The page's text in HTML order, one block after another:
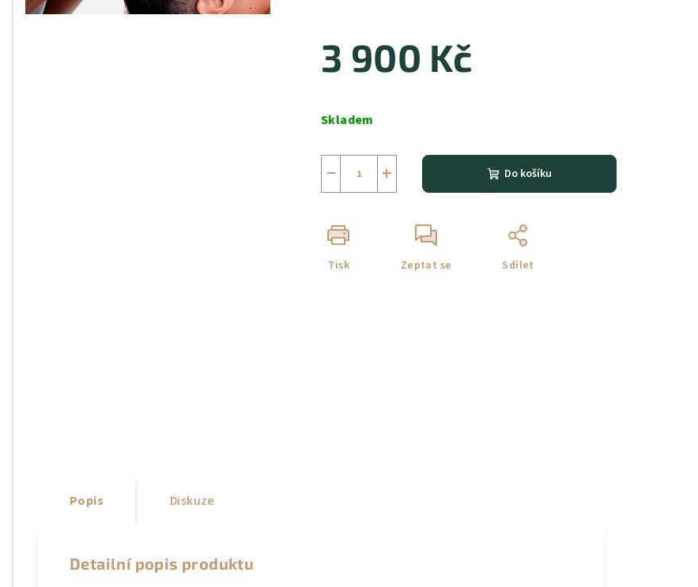
3 900 Kč
cena:
Skladem
+
− Do košíku
Tisk Zeptat se Sdílet
Popis Diskuze
Detailní popis produktu